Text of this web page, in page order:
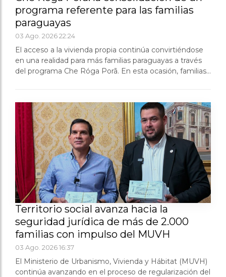
programa referente para las familias
paraguayas
03 Ago. 2026 22:24
El acceso a la vivienda propia continúa convirtiéndose
en una realidad para más familias paraguayas a través
del programa Che Róga Porã. En esta ocasión, familias
Territorio social avanza hacia la
seguridad jurídica de más de 2.000
familias con impulso del MUVH
03 Ago. 2026 16:37
El Ministerio de Urbanismo, Vivienda y Hábitat (MUVH)
continúa avanzando en el proceso de regularización del